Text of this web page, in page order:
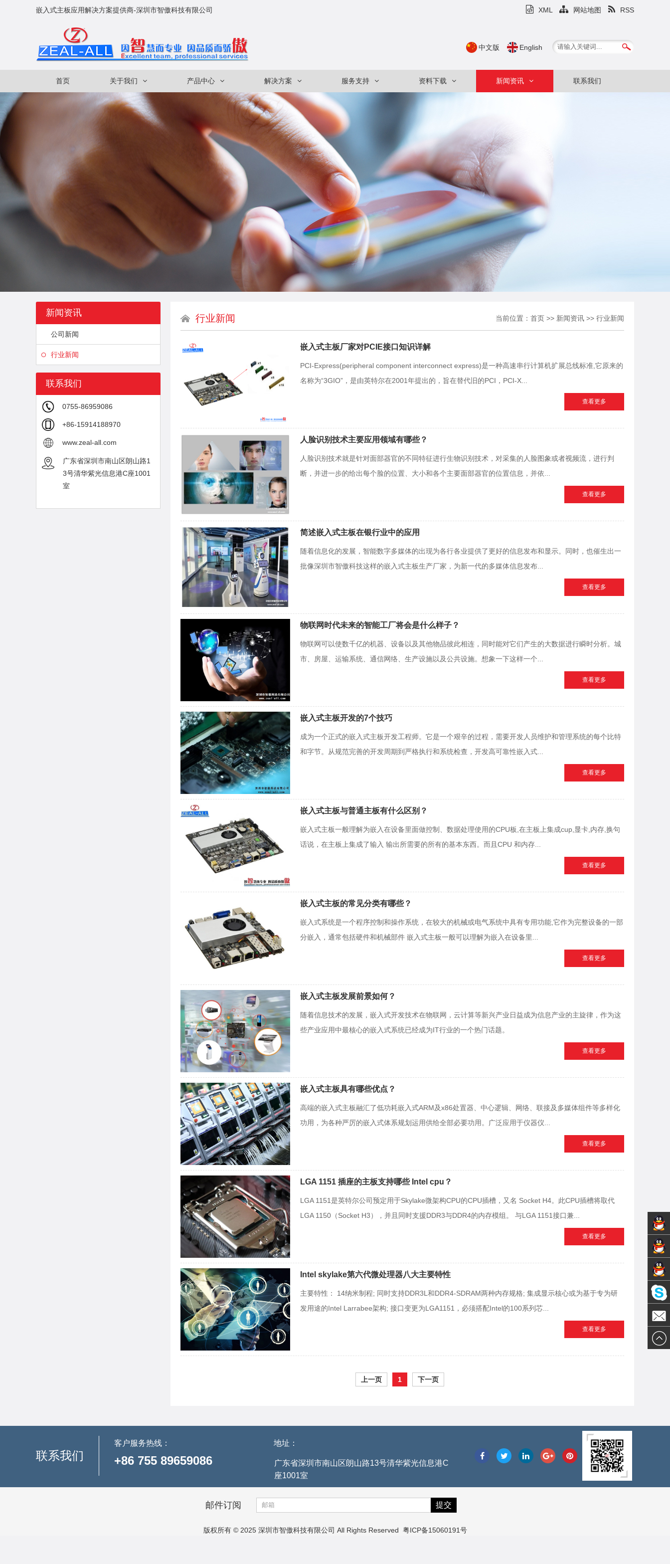
嵌入式主板应用解决方案提供商-深圳市智傲科技有限公司 XML 网站地图 RSS
中文版 English
首页 关于我们 产品中心 解决方案 服务支持 资料下载 新闻资讯 联系我们
新闻资讯
公司新闻
行业新闻
联系我们
0755-86959086
+86-15914188970
www.zeal-all.com
广东省深圳市南山区朗山路1
3号清华紫光信息港C座1001
室
当前位置： 首页 >> 新闻资讯 >> 行业新闻
行业新闻
嵌入式主板厂家对PCIE接口知识详解
PCI-Express(peripheral component interconnect express)是一种高速串行计算机扩展总线标准,它原来的
名称为“3GIO”，是由英特尔在2001年提出的，旨在替代旧的PCI，PCI-X...
查看更多
人脸识别技术主要应用领域有哪些？
人脸识别技术就是针对面部器官的不同特征进行生物识别技术，对采集的人脸图象或者视频流，进行判
断，并进一步的给出每个脸的位置、大小和各个主要面部器官的位置信息，并依...
查看更多
简述嵌入式主板在银行业中的应用
随着信息化的发展，智能数字多媒体的出现为各行各业提供了更好的信息发布和显示。同时，也催生出一
批像深圳市智傲科技这样的嵌入式主板生产厂家，为新一代的多媒体信息发布...
查看更多
物联网时代未来的智能工厂将会是什么样子？
物联网可以使数千亿的机器、设备以及其他物品彼此相连，同时能对它们产生的大数据进行瞬时分析。城
市、房屋、运输系统、通信网络、生产设施以及公共设施。想象一下这样一个...
查看更多
嵌入式主板开发的7个技巧
成为一个正式的嵌入式主板开发工程师。它是一个艰辛的过程，需要开发人员维护和管理系统的每个比特
和字节。从规范完善的开发周期到严格执行和系统检查，开发高可靠性嵌入式...
查看更多
嵌入式主板与普通主板有什么区别？
嵌入式主板一般理解为嵌入在设备里面做控制、数据处理使用的CPU板,在主板上集成cup,显卡,内存,换句
话说，在主板上集成了输入 输出所需要的所有的基本东西。而且CPU 和内存...
查看更多
嵌入式主板的常见分类有哪些？
嵌入式系统是一个程序控制和操作系统，在较大的机械或电气系统中具有专用功能,它作为完整设备的一部
分嵌入，通常包括硬件和机械部件 嵌入式主板一般可以理解为嵌入在设备里...
查看更多
嵌入式主板发展前景如何？
随着信息技术的发展，嵌入式开发技术在物联网，云计算等新兴产业日益成为信息产业的主旋律，作为这
些产业应用中最核心的嵌入式系统已经成为IT行业的一个热门话题。
查看更多
嵌入式主板具有哪些优点？
高端的嵌入式主板融汇了低功耗嵌入式ARM及x86处置器、中心逻辑、网络、联接及多媒体组件等多样化
功用，为各种严厉的嵌入式体系规划运用供给全部必要功用。广泛应用于仪器仪...
查看更多
LGA 1151 插座的主板支持哪些 Intel cpu？
LGA 1151是英特尔公司预定用于Skylake微架构CPU的CPU插槽，又名 Socket H4。此CPU插槽将取代
LGA 1150（Socket H3），并且同时支援DDR3与DDR4的内存模组。 与LGA 1151接口兼...
查看更多
Intel skylake第六代微处理器八大主要特性
主要特性： 14纳米制程; 同时支持DDR3L和DDR4-SDRAM两种内存规格; 集成显示核心或为基于专为研
发用途的Intel Larrabee架构; 接口变更为LGA1151，必须搭配Intel的100系列芯...
查看更多
上一页 1 下一页
联系我们
客户服务热线：
+86 755 89659086
地址：
广东省深圳市南山区朗山路13号清华紫光信息港C
座1001室
邮件订阅
版权所有 © 2025 深圳市智傲科技有限公司 All Rights Reserved 粤ICP备15060191号
销售1-
黄先生
技术支
持-张
销售2-
陈先生
Olivia
邮件发